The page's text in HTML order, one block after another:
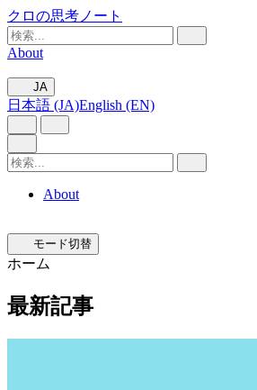
クロの思考ノート
About
JA
日本語 (JA)English (EN)
About
モード切替
ホーム
最新記事